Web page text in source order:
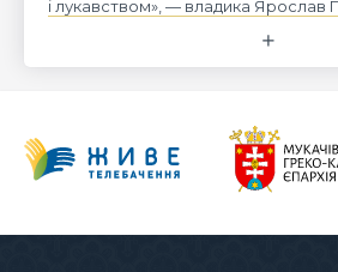
і лукавством», — владика Ярослав